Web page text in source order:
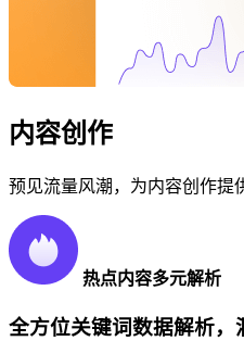
内容创作
预见流量风潮，为内容创作提
热点内容多元解析
全方位关键词数据解析